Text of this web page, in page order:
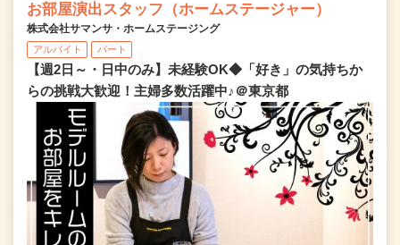
お部屋演出スタッフ（ホームステージャー）
株式会社サマンサ・ホームステージング
アルバイト パート
【週2日～・日中のみ】未経験OK◆「好き」の気持ちか
らの挑戦大歓迎！主婦多数活躍中♪＠東京都